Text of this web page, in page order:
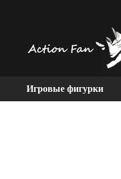
Игровые фигурки